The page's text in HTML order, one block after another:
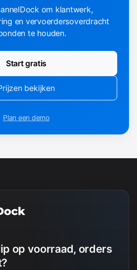
om klantwerk,
en vervoerdersoverdracht
te houden.
Start gratis
bekijken
Plan een demo
op voorraad, orders